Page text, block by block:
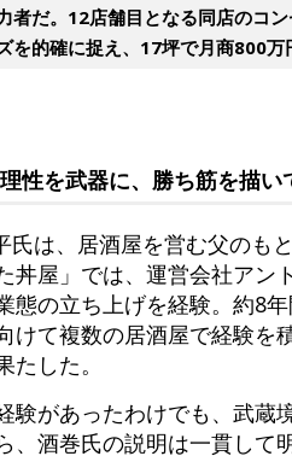
者だ。12店舗目となる同店のコ
を的確に捉え、17坪で月商800万
性を武器に、勝ち筋を描い
氏は、居酒屋を営む父のも
丼屋」では、運営会社ア
態の立ち上げを経験。約8
けて複数の居酒屋で経験
した。
験があったわけでも、武
、酒巻氏の説明は一貫し